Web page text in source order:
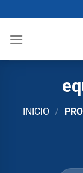
al
contenido
INICIO /